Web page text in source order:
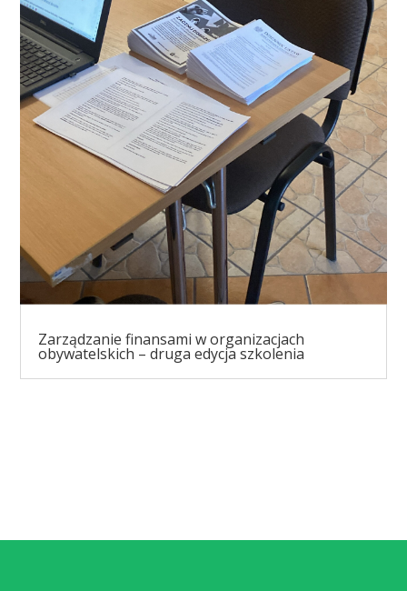
Zarządzanie finansami w organizacjach
obywatelskich – druga edycja szkolenia